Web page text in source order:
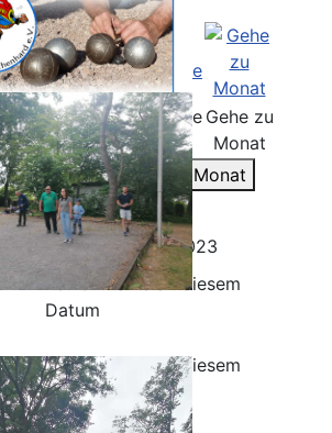
Nach
Woche
Heute Suche Gehe zu
Monat
Gehe zu Monat
die Woche :
2023 - 06. August 2023
Keine Events an diesem
Datum
Keine Events an diesem
Datum